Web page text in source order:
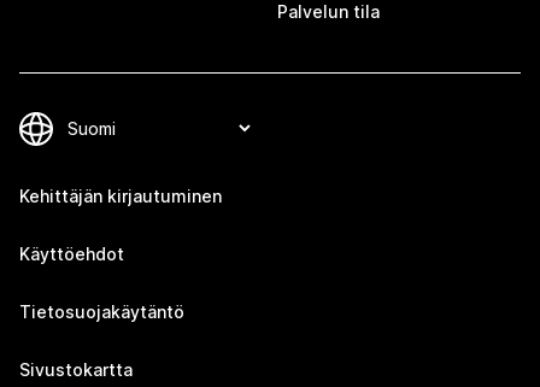
Palvelun tila
Kehittäjän kirjautuminen
Käyttöehdot
Tietosuojakäytäntö
Sivustokartta